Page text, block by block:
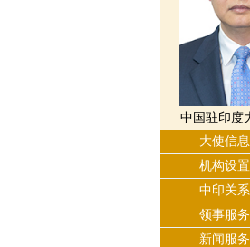
中国驻印度
大使信息
机构设置
中印关系
领事服务
新闻服务